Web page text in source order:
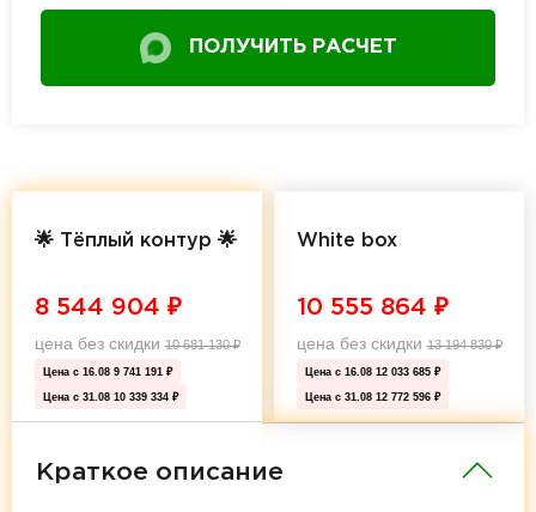
ПОЛУЧИТЬ РАСЧЕТ
🌟 Тёплый контур 🌟
8 544 904 ₽
цена без скидки10 681 130₽
Цена с 16.08 9 741 191 ₽
Цена с 31.08 10 339 334 ₽
White box
10 555 864 ₽
цена без скидки13 194 830₽
Цена с 16.08 12 033 685 ₽
Цена с 31.08 12 772 596 ₽
Краткое описание